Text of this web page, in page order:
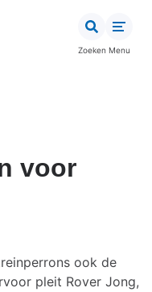
Zoeken Menu
voor
ook de
pleit Rover Jong,